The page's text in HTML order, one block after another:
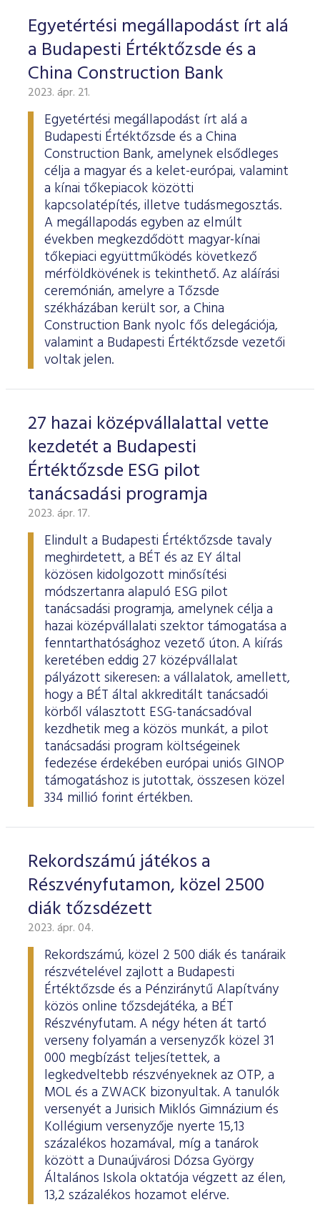
Egyetértési megállapodást írt alá
a Budapesti Értéktőzsde és a
China Construction Bank
2023. ápr. 21.
Egyetértési megállapodást írt alá a
Budapesti Értéktőzsde és a China
Construction Bank, amelynek elsődleges
célja a magyar és a kelet-európai, valamint
a kínai tőkepiacok közötti
kapcsolatépítés, illetve tudásmegosztás.
A megállapodás egyben az elmúlt
években megkezdődött magyar-kínai
tőkepiaci együttműködés következő
mérföldkövének is tekinthető. Az aláírási
ceremónián, amelyre a Tőzsde
székházában került sor, a China
Construction Bank nyolc fős delegációja,
valamint a Budapesti Értéktőzsde vezetői
voltak jelen.
27 hazai középvállalattal vette
kezdetét a Budapesti
Értéktőzsde ESG pilot
tanácsadási programja
2023. ápr. 17.
Elindult a Budapesti Értéktőzsde tavaly
meghirdetett, a BÉT és az EY által
közösen kidolgozott minősítési
módszertanra alapuló ESG pilot
tanácsadási programja, amelynek célja a
hazai középvállalati szektor támogatása a
fenntarthatósághoz vezető úton. A kiírás
keretében eddig 27 középvállalat
pályázott sikeresen: a vállalatok, amellett,
hogy a BÉT által akkreditált tanácsadói
körből választott ESG-tanácsadóval
kezdhetik meg a közös munkát, a pilot
tanácsadási program költségeinek
fedezése érdekében európai uniós GINOP
támogatáshoz is jutottak, összesen közel
334 millió forint értékben.
Rekordszámú játékos a
Részvényfutamon, közel 2500
diák tőzsdézett
2023. ápr. 04.
Rekordszámú, közel 2 500 diák és tanáraik
részvételével zajlott a Budapesti
Értéktőzsde és a Pénziránytű Alapítvány
közös online tőzsdejátéka, a BÉT
Részvényfutam. A négy héten át tartó
verseny folyamán a versenyzők közel 31
000 megbízást teljesítettek, a
legkedveltebb részvényeknek az OTP, a
MOL és a ZWACK bizonyultak. A tanulók
versenyét a Jurisich Miklós Gimnázium és
Kollégium versenyzője nyerte 15,13
százalékos hozamával, míg a tanárok
között a Dunaújvárosi Dózsa György
Általános Iskola oktatója végzett az élen,
13,2 százalékos hozamot elérve.